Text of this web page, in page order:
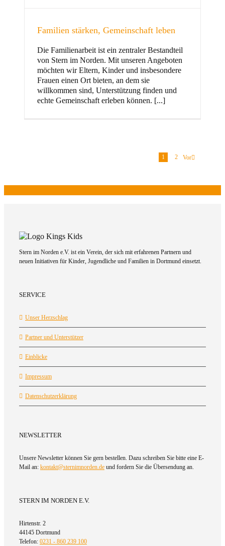
Familien stärken, Gemeinschaft leben
Die Familienarbeit ist ein zentraler Bestandteil
von Stern im Norden. Mit unseren Angeboten
möchten wir Eltern, Kinder und insbesondere
Frauen einen Ort bieten, an dem sie
willkommen sind, Unterstützung finden und
echte Gemeinschaft erleben können. [...]
1 2 Vor
Stern im Norden e.V. ist ein Verein, der sich mit erfahrenen Partnern und
neuen Initiativen für Kinder, Jugendliche und Familien in Dortmund einsetzt.
SERVICE
Unser Herzschlag
Partner und Unterstützer
Einblicke
Impressum
Datenschutzerklärung
NEWSLETTER
Unsere Newsletter können Sie gern bestellen. Dazu schreiben Sie bitte eine E-
Mail an: kontakt@sternimnorden.de und fordern Sie die Übersendung an.
STERN IM NORDEN E.V.
Hirtenstr. 2
44145 Dortmund
Telefon: 0231 - 860 239 100